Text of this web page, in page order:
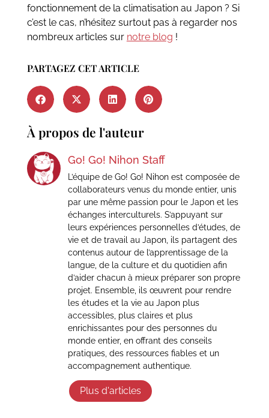
fonctionnement de la climatisation au Japon ? Si
c’est le cas, n’hésitez surtout pas à regarder nos
nombreux articles sur notre blog !
PARTAGEZ CET ARTICLE
À propos de l'auteur
Go! Go! Nihon Staff
L’équipe de Go! Go! Nihon est composée de
collaborateurs venus du monde entier, unis
par une même passion pour le Japon et les
échanges interculturels. S’appuyant sur
leurs expériences personnelles d’études, de
vie et de travail au Japon, ils partagent des
contenus autour de l’apprentissage de la
langue, de la culture et du quotidien afin
d’aider chacun à mieux préparer son propre
projet. Ensemble, ils œuvrent pour rendre
les études et la vie au Japon plus
accessibles, plus claires et plus
enrichissantes pour des personnes du
monde entier, en offrant des conseils
pratiques, des ressources fiables et un
accompagnement authentique.
Plus d'articles